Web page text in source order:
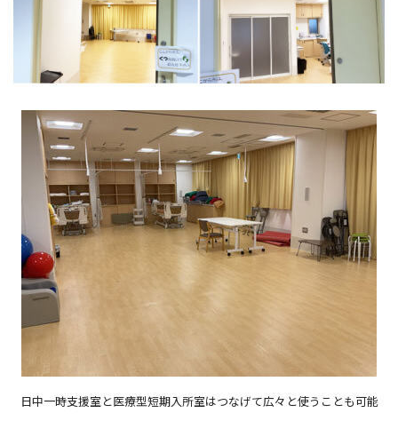
日中一時支援室と医療型短期入所室はつなげて広々と使うことも可能